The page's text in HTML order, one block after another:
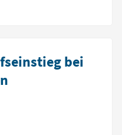
bei